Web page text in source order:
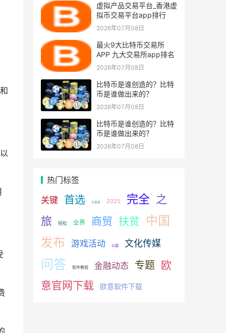
虚拟产品交易平台_香港虚
拟币交易平台app排行
2026年07月08日
最火9大比特币交易所
APP 九大交易所app排名
2026年07月08日
比特币是谁创造的？比特
币是谁做出来的？
2026年07月08日
比特币是谁创造的？比特
币是谁做出来的？
2026年07月08日
热门标签
关键
首选 交易者 2025 完全 之
旅
轻松 业界 商贸 扶贫 中国
发布
游戏活动 公益 文化传媒
问答 软件教程 金融动态 专题 欧
意官网下载
欧意软件下载